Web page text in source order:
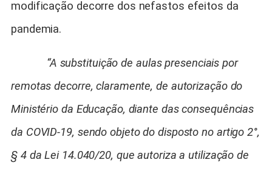
modificação decorre dos nefastos efeitos da
pandemia.
“A substituição de aulas presenciais por
remotas decorre, claramente, de autorização do
Ministério da Educação, diante das consequências
da COVID-19, sendo objeto do disposto no artigo 2°,
§ 4 da Lei 14.040/20, que autoriza a utilização de